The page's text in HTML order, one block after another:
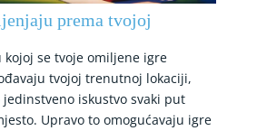
prema tvojoj
se tvoje omiljene igre
tvojoj trenutnoj lokaciji,
iskustvo svaki put
Upravo to omogućavaju igre